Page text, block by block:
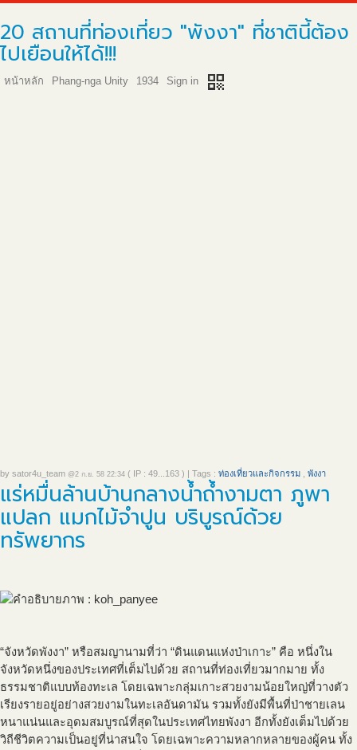
20 สถานที่ท่องเที่ยว "พังงา" ที่ชาตินี้ต้อง
ไปเยือนให้ได้!!!
หน้าหลัก Phang-nga Unity 1934 Sign in qr_code
by sator4u_team @2 ก.ย. 58 22:34 ( IP : 49...163 ) Tags : ท่องเที่ยวและกิจกรรม พังงา
แร่หมื่นล้านบ้านกลางน้ำถ้ำงามตา ภูพา
แปลก แมกไม้จำปูน บริบูรณ์ด้วย
ทรัพยากร
“จังหวัดพังงา” หรือสมญานามที่ว่า “ดินแดนแห่งป่าเกาะ” คือ หนึ่งใน
จังหวัดหนึ่งของประเทศที่เต็มไปด้วย สถานที่ท่องเที่ยวมากมาย ทั้ง
ธรรมชาติแบบท้องทะเล โดยเฉพาะกลุ่มเกาะสวยงามน้อยใหญ่ที่วางตัว
เรียงรายอยู่อย่างสวยงามในทะเลอันดามัน รวมทั้งยังมีพื้นที่ป่าชายเลน
หนาแน่นและอุดมสมบูรณ์ที่สุดในประเทศไทยพังงา อีกทั้งยังเต็มไปด้วย
วิถีชีวิตความเป็นอยู่ที่น่าสนใจ โดยเฉพาะความหลากหลายของผู้คน ทั้ง